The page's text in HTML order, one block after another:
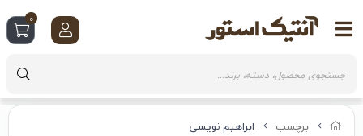
برچسب ابراهیم نویسی
0